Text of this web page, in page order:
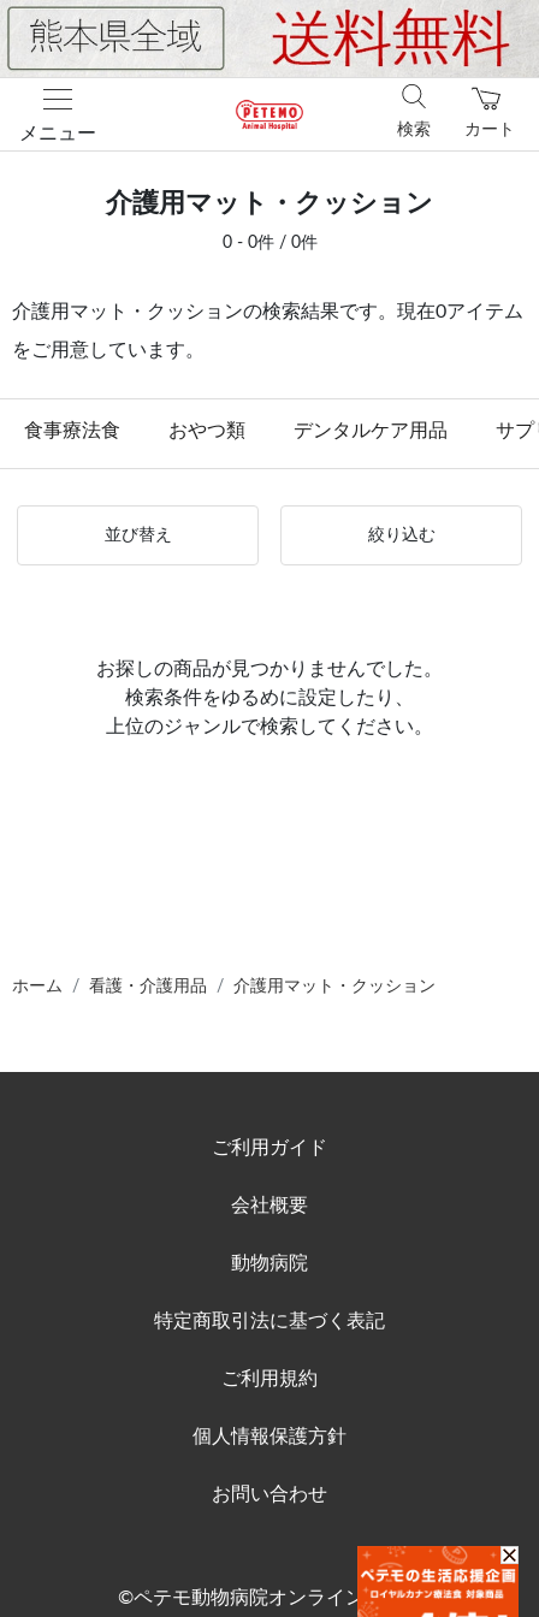
メニュー カート
検索
介護用マット・クッション
0 - 0件 / 0件
介護用マット・クッションの検索結果です。現在0アイテム
をご用意しています。
食事療法食 おやつ類 デンタルケア用品 サプ
並び替え 絞り込む
お探しの商品が見つかりませんでした。
検索条件をゆるめに設定したり、
上位のジャンルで検索してください。
ホーム 看護・介護用品 介護用マット・クッション
ご利用ガイド
会社概要
動物病院
特定商取引法に基づく表記
ご利用規約
個人情報保護方針
お問い合わせ
©ペテモ動物病院オンラインストア